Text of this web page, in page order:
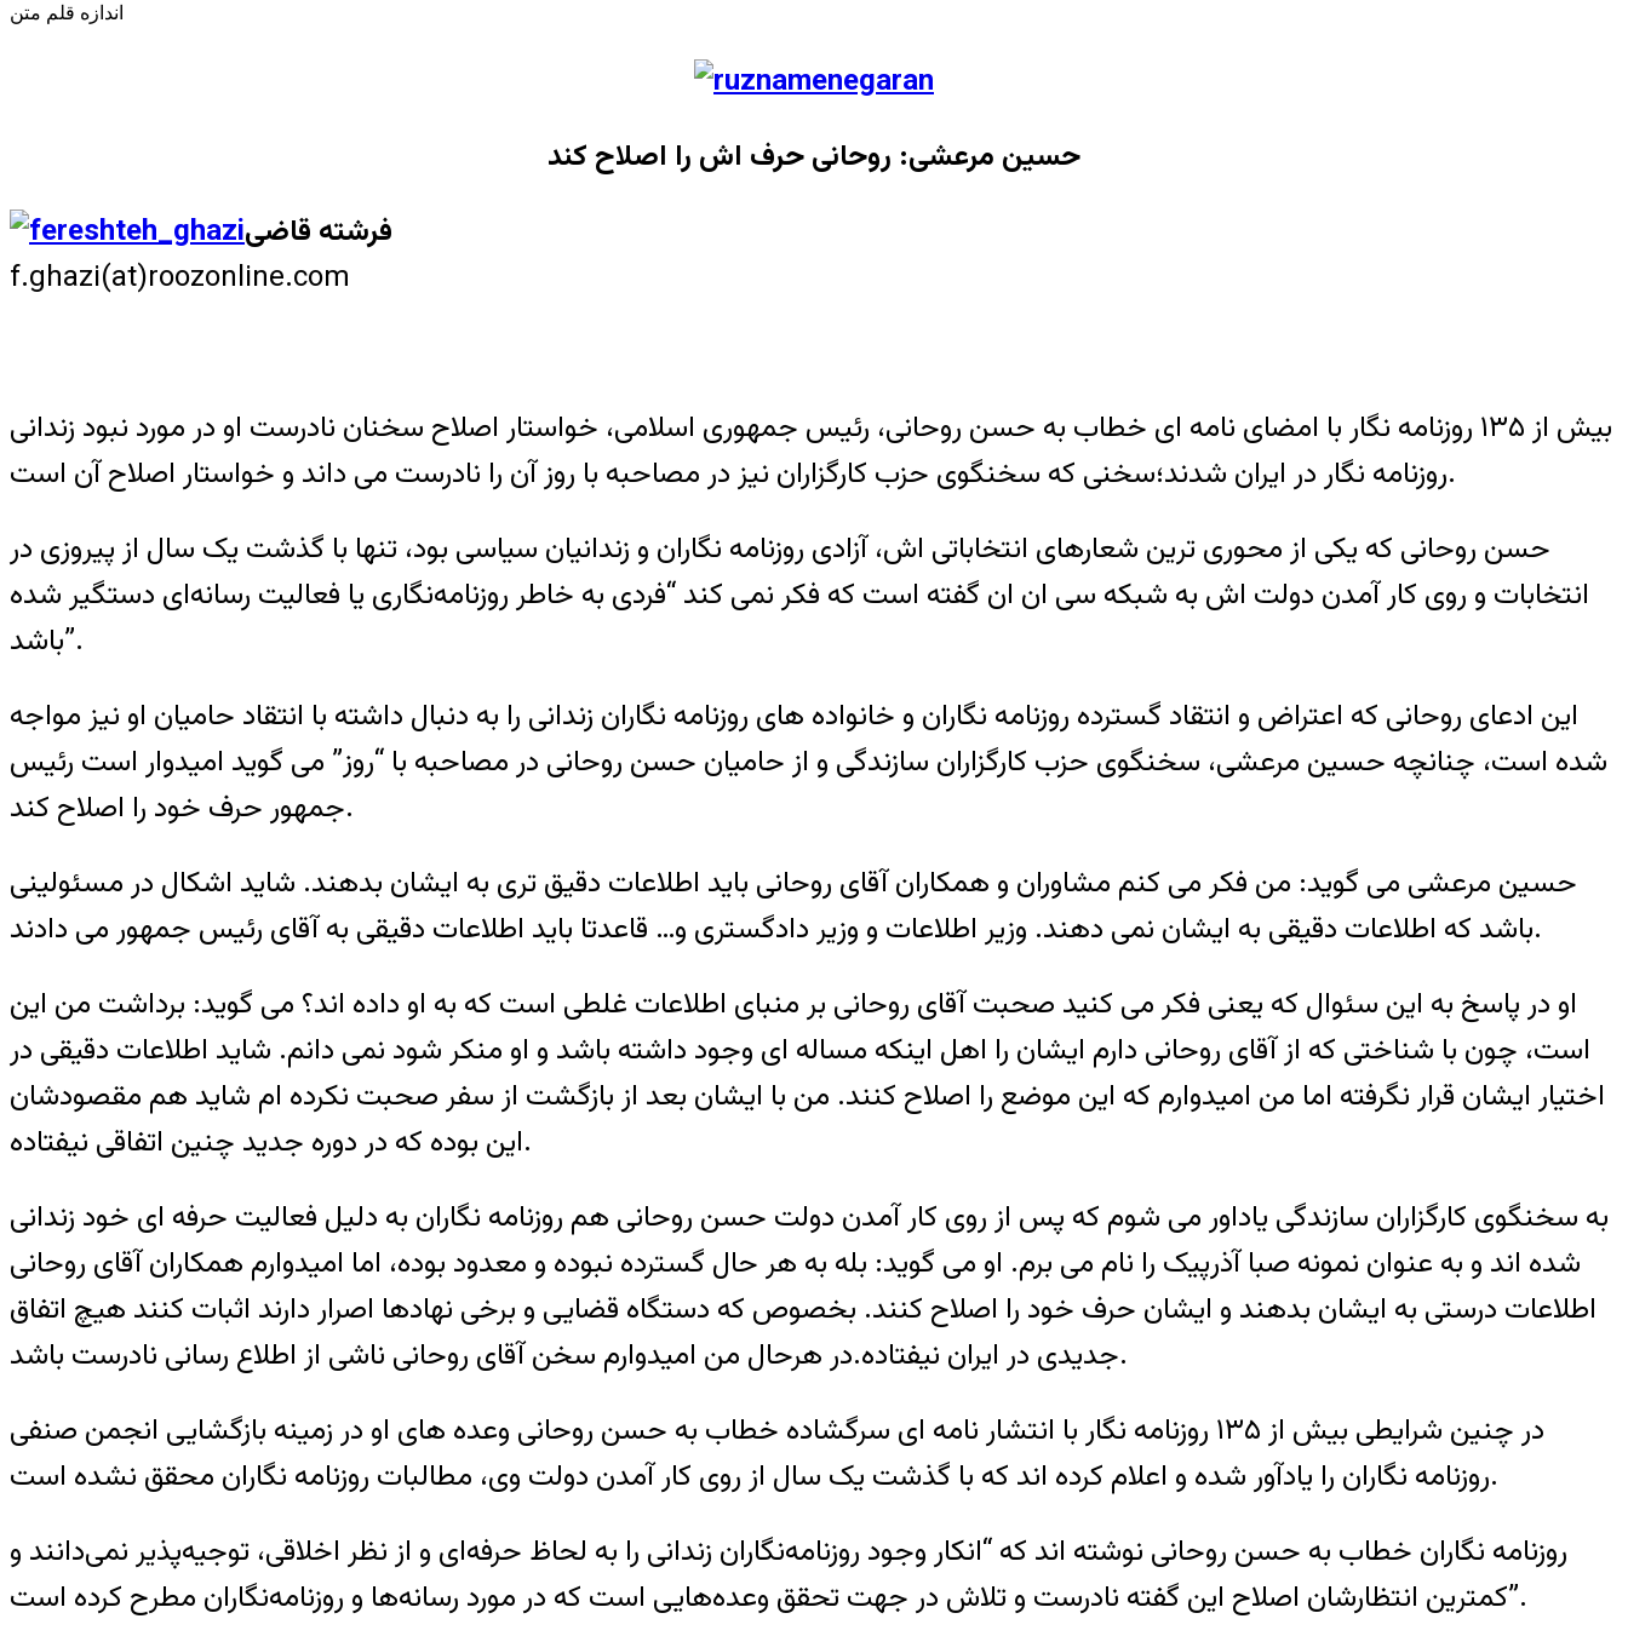
اندازه قلم متن
حسین مرعشی: روحانی حرف اش را اصلاح کند
فرشته قاضی
f.ghazi(at)roozonline.com
بیش از ۱۳۵ روزنامه نگار با امضای نامه ای خطاب به حسن روحانی، رئیس جمهوری اسلامی، خواستار اصلاح سخنان نادرست او در مورد نبود زندانی
روزنامه نگار در ایران شدند؛سخنی که سخنگوی حزب کارگزاران نیز در مصاحبه با روز آن را نادرست می داند و خواستار اصلاح آن است.
حسن روحانی که یکی از محوری ترین شعارهای انتخاباتی اش، آزادی روزنامه نگاران و زندانیان سیاسی بود، تنها با گذشت یک سال از پیروزی در
انتخابات و روی کار آمدن دولت اش به شبکه سی ان ان گفته است که فکر نمی کند “فردی به خاطر روزنامه‌نگاری یا فعالیت رسانه‌ای دستگیر شده
باشد”.
این ادعای روحانی که اعتراض و انتقاد گسترده روزنامه نگاران و خانواده های روزنامه نگاران زندانی را به دنبال داشته با انتقاد حامیان او نیز مواجه
شده است، چنانچه حسین مرعشی، سخنگوی حزب کارگزاران سازندگی و از حامیان حسن روحانی در مصاحبه با “روز” می گوید امیدوار است رئیس
جمهور حرف خود را اصلاح کند.
حسین مرعشی می گوید: من فکر می کنم مشاوران و همکاران آقای روحانی باید اطلاعات دقیق تری به ایشان بدهند. شاید اشکال در مسئولینی
باشد که اطلاعات دقیقی به ایشان نمی دهند. وزیر اطلاعات و وزیر دادگستری و… قاعدتا باید اطلاعات دقیقی به آقای رئیس جمهور می دادند.
او در پاسخ به این سئوال که یعنی فکر می کنید صحبت آقای روحانی بر منبای اطلاعات غلطی است که به او داده اند؟ می گوید: برداشت من این
است، چون با شناختی که از آقای روحانی دارم ایشان را اهل اینکه مساله ای وجود داشته باشد و او منکر شود نمی دانم. شاید اطلاعات دقیقی در
اختیار ایشان قرار نگرفته اما من امیدوارم که این موضع را اصلاح کنند. من با ایشان بعد از بازگشت از سفر صحبت نکرده ام شاید هم مقصودشان
این بوده که در دوره جدید چنین اتفاقی نیفتاده.
به سخنگوی کارگزاران سازندگی یاداور می شوم که پس از روی کار آمدن دولت حسن روحانی هم روزنامه نگاران به دلیل فعالیت حرفه ای خود زندانی
شده اند و به عنوان نمونه صبا آذرپیک را نام می برم. او می گوید: بله به هر حال گسترده نبوده و معدود بوده، اما امیدوارم همکاران آقای روحانی
اطلاعات درستی به ایشان بدهند و ایشان حرف خود را اصلاح کنند. بخصوص که دستگاه قضایی و برخی نهادها اصرار دارند اثبات کنند هیچ اتفاق
جدیدی در ایران نیفتاده.در هرحال من امیدوارم سخن آقای روحانی ناشی از اطلاع رسانی نادرست باشد.
در چنین شرایطی بیش از ۱۳۵ روزنامه نگار با انتشار نامه ای سرگشاده خطاب به حسن روحانی وعده های او در زمینه بازگشایی انجمن صنفی
روزنامه نگاران را یادآور شده و اعلام کرده اند که با گذشت یک سال از روی کار آمدن دولت وی، مطالبات روزنامه نگاران محقق نشده است.
روزنامه نگاران خطاب به حسن روحانی نوشته اند که “انکار وجود روزنامه‌نگاران زندانی را به لحاظ حرفه‌ای و از نظر اخلاقی، توجیه‌پذیر نمی‌دانند و
کمترین انتظارشان اصلاح این گفته‌ نادرست و تلاش در جهت تحقق وعده‌هایی است که در مورد رسانه‌ها و روزنامه‌نگاران مطرح کرده‌ است”.